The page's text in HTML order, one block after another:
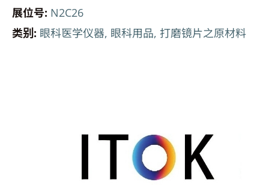
展位号: N2C26
类别: 眼科医学仪器, 眼科用品, 打磨镜片之原材料